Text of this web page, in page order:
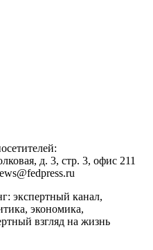
д. 3, стр. 3, офис 211
экспертный канал,
экономика,
взгляд на жизнь